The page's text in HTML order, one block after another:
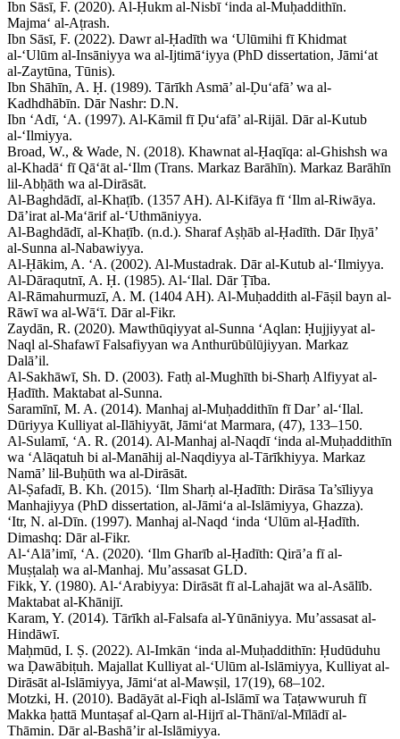
Ibn Sāsī, F. (2020). Al-Ḥukm al-Nisbī ‘inda al-Muḥaddithīn.
Majma‘ al-Aṭrash.
Ibn Sāsī, F. (2022). Dawr al-Ḥadīth wa ‘Ulūmihi fī Khidmat
al-‘Ulūm al-Insāniyya wa al-Ijtimā‘iyya (PhD dissertation, Jāmi‘at
al-Zaytūna, Tūnis).
Ibn Shāhīn, A. Ḥ. (1989). Tārīkh Asmā’ al-Ḍu‘afā’ wa al-
Kadhdhābīn. Dār Nashr: D.N.
Ibn ‘Adī, ‘A. (1997). Al-Kāmil fī Ḍu‘afā’ al-Rijāl. Dār al-Kutub
al-‘Ilmiyya.
Broad, W., & Wade, N. (2018). Khawnat al-Ḥaqīqa: al-Ghishsh wa
al-Khadā‘ fī Qā‘āt al-‘Ilm (Trans. Markaz Barāhīn). Markaz Barāhīn
lil-Abḥāth wa al-Dirāsāt.
Al-Baghdādī, al-Khaṭīb. (1357 AH). Al-Kifāya fī ‘Ilm al-Riwāya.
Dā’irat al-Ma‘ārif al-‘Uthmāniyya.
Al-Baghdādī, al-Khaṭīb. (n.d.). Sharaf Aṣḥāb al-Ḥadīth. Dār Iḥyā’
al-Sunna al-Nabawiyya.
Al-Ḥākim, A. ‘A. (2002). Al-Mustadrak. Dār al-Kutub al-‘Ilmiyya.
Al-Dāraqutnī, A. Ḥ. (1985). Al-‘Ilal. Dār Ṭība.
Al-Rāmahurmuzī, A. M. (1404 AH). Al-Muḥaddith al-Fāṣil bayn al-
Rāwī wa al-Wā‘ī. Dār al-Fikr.
Zaydān, R. (2020). Mawthūqiyyat al-Sunna ‘Aqlan: Ḥujjiyyat al-
Naql al-Shafawī Falsafiyyan wa Anthurūbūlūjiyyan. Markaz
Dalā’il.
Al-Sakhāwī, Sh. D. (2003). Fatḥ al-Mughīth bi-Sharḥ Alfiyyat al-
Ḥadīth. Maktabat al-Sunna.
Saramīnī, M. A. (2014). Manhaj al-Muḥaddithīn fī Dar’ al-‘Ilal.
Dūriyya Kulliyat al-Ilāhiyyāt, Jāmi‘at Marmara, (47), 133–150.
Al-Sulamī, ‘A. R. (2014). Al-Manhaj al-Naqdī ‘inda al-Muḥaddithīn
wa ‘Alāqatuh bi al-Manāhij al-Naqdiyya al-Tārīkhiyya. Markaz
Namā’ lil-Buḥūth wa al-Dirāsāt.
Al-Ṣafadī, B. Kh. (2015). ‘Ilm Sharḥ al-Ḥadīth: Dirāsa Ta’sīliyya
Manhajiyya (PhD dissertation, al-Jāmi‘a al-Islāmiyya, Ghazza).
‘Itr, N. al-Dīn. (1997). Manhaj al-Naqd ‘inda ‘Ulūm al-Ḥadīth.
Dimashq: Dār al-Fikr.
Al-‘Alā’imī, ‘A. (2020). ‘Ilm Gharīb al-Ḥadīth: Qirā’a fī al-
Muṣṭalaḥ wa al-Manhaj. Mu’assasat GLD.
Fikk, Y. (1980). Al-‘Arabiyya: Dirāsāt fī al-Lahajāt wa al-Asālīb.
Maktabat al-Khānijī.
Karam, Y. (2014). Tārīkh al-Falsafa al-Yūnāniyya. Mu’assasat al-
Hindāwī.
Maḥmūd, I. Ṣ. (2022). Al-Imkān ‘inda al-Muḥaddithīn: Ḥudūduhu
wa Ḍawābiṭuh. Majallat Kulliyat al-‘Ulūm al-Islāmiyya, Kulliyat al-
Dirāsāt al-Islāmiyya, Jāmi‘at al-Mawṣil, 17(19), 68–102.
Motzki, H. (2010). Badāyāt al-Fiqh al-Islāmī wa Taṭawwuruh fī
Makka ḥattā Muntaṣaf al-Qarn al-Hijrī al-Thānī/al-Mīlādī al-
Thāmin. Dār al-Bashā’ir al-Islāmiyya.